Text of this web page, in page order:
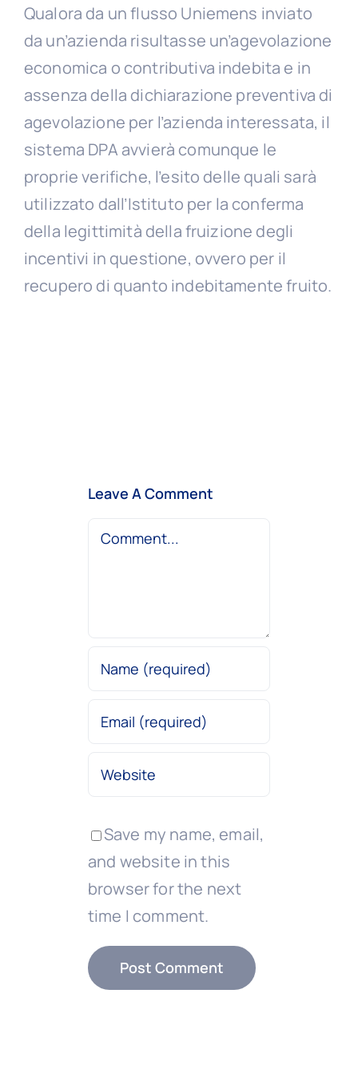
Qualora da un flusso Uniemens inviato
da un’azienda risultasse un’agevolazione
economica o contributiva indebita e in
assenza della dichiarazione preventiva di
agevolazione per l’azienda interessata, il
sistema DPA avvierà comunque le
proprie verifiche, l’esito delle quali sarà
utilizzato dall’Istituto per la conferma
della legittimità della fruizione degli
incentivi in questione, ovvero per il
recupero di quanto indebitamente fruito.
Leave A Comment
Comment
Save my name, email,
and website in this
browser for the next
time I comment.